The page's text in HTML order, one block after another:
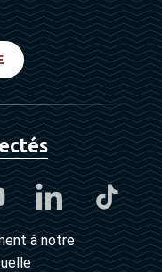
à notre